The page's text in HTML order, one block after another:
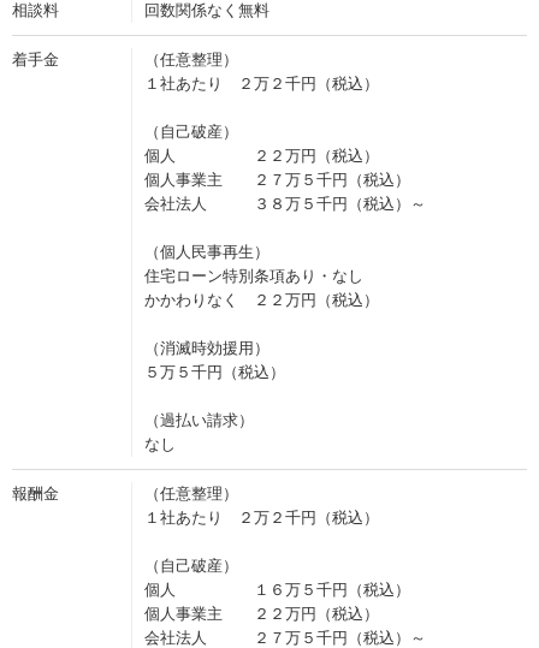
相談料 回数関係なく無料
着手金
（任意整理）
１社あたり ２万２千円（税込）
（自己破産）
個人 ２２万円（税込）
個人事業主 ２７万５千円（税込）
会社法人 ３８万５千円（税込）～
（個人民事再生）
住宅ローン特別条項あり・なし
かかわりなく ２２万円（税込）
（消滅時効援用）
５万５千円（税込）
（過払い請求）
なし
報酬金
（任意整理）
１社あたり ２万２千円（税込）
（自己破産）
個人 １６万５千円（税込）
個人事業主 ２２万円（税込）
会社法人 ２７万５千円（税込）～